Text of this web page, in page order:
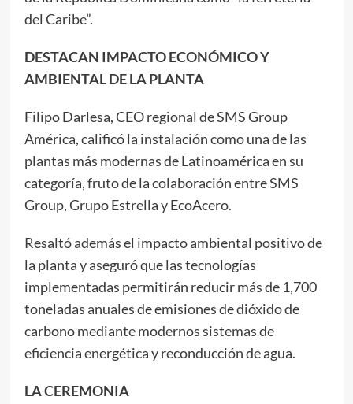
del Caribe”.
DESTACAN IMPACTO ECONÓMICO Y
AMBIENTAL DE LA PLANTA
Filipo Darlesa, CEO regional de SMS Group
América, calificó la instalación como una de las
plantas más modernas de Latinoamérica en su
categoría, fruto de la colaboración entre SMS
Group, Grupo Estrella y EcoAcero.
Resaltó además el impacto ambiental positivo de
la planta y aseguró que las tecnologías
implementadas permitirán reducir más de 1,700
toneladas anuales de emisiones de dióxido de
carbono mediante modernos sistemas de
eficiencia energética y reconducción de agua.
LA CEREMONIA